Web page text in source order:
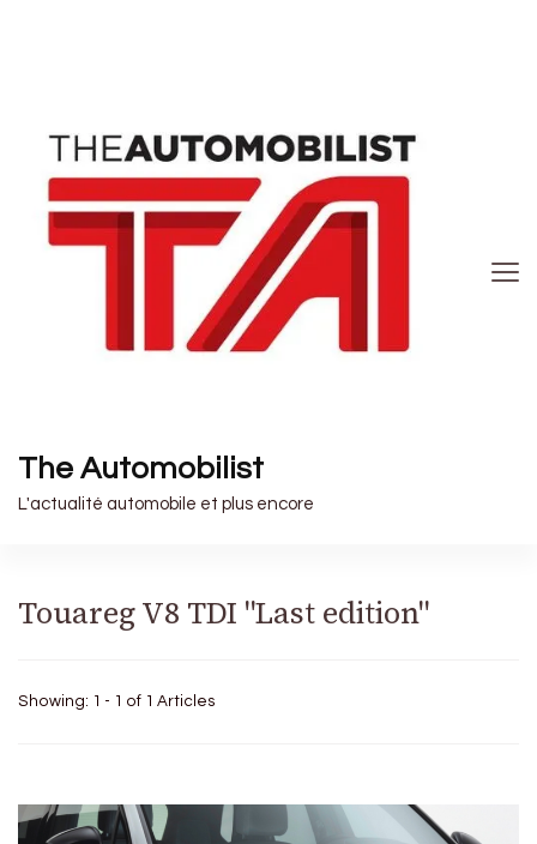
The Automobilist
L'actualité automobile et plus encore
Touareg V8 TDI "Last edition"
Showing: 1 - 1 of 1 Articles